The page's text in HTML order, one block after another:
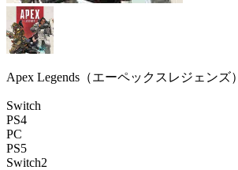
Apex Legends（エーペックスレジェンズ）
Switch
PS4
PC
PS5
Switch2